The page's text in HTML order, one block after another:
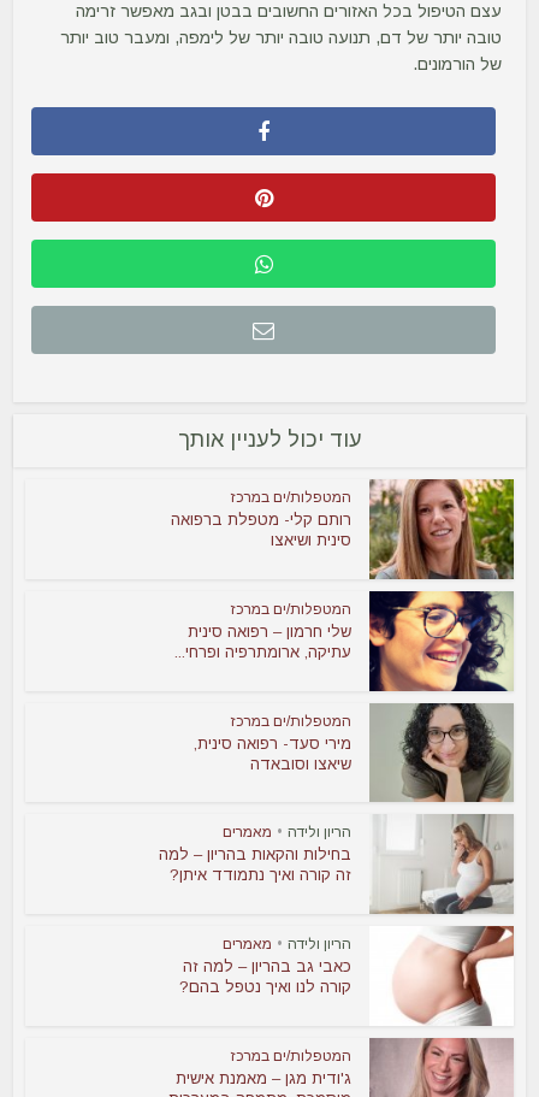
עצם הטיפול בכל האזורים החשובים בבטן ובגב מאפשר זרימה
טובה יותר של דם, תנועה טובה יותר של לימפה, ומעבר טוב יותר
של הורמונים.
עוד יכול לעניין אותך
המטפלות/ים במרכז
רותם קלי- מטפלת ברפואה
סינית ושיאצו
המטפלות/ים במרכז
שלי חרמון – רפואה סינית
עתיקה, ארומתרפיה ופרחי...
המטפלות/ים במרכז
מירי סעד- רפואה סינית,
שיאצו וסובאדה
הריון ולידה • מאמרים
בחילות והקאות בהריון – למה
זה קורה ואיך נתמודד איתן?
הריון ולידה • מאמרים
כאבי גב בהריון – למה זה
קורה לנו ואיך נטפל בהם?
המטפלות/ים במרכז
ג'ודית מגן – מאמנת אישית